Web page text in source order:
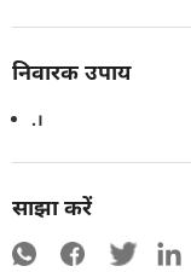
निवारक उपाय
.।
साझा करें